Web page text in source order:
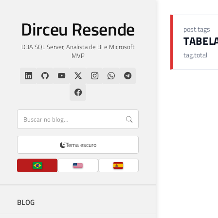
Dirceu Resende
DBA SQL Server, Analista de BI e Microsoft
MVP
Tema escuro
BLOG
post.tags
tag.total